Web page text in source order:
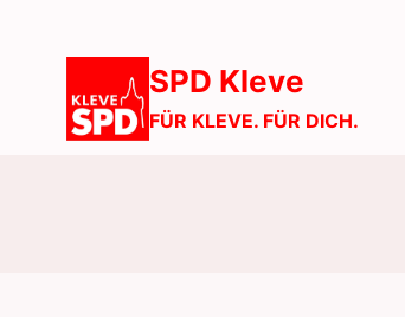
SPD Kleve
FÜR KLEVE. FÜR DICH.